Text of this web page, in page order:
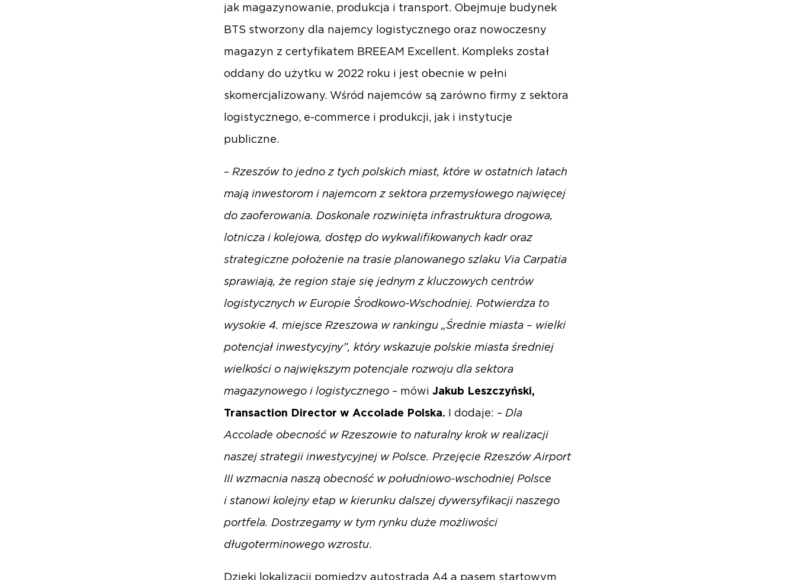
jak magazynowanie, produkcja i transport. Obejmuje budynek
BTS stworzony dla najemcy logistycznego oraz nowoczesny
magazyn z certyfikatem BREEAM Excellent. Kompleks został
oddany do użytku w 2022 roku i jest obecnie w pełni
skomercjalizowany. Wśród najemców są zarówno firmy z sektora
logistycznego, e-commerce i produkcji, jak i instytucje
publiczne.
– Rzeszów to jedno z tych polskich miast, które w ostatnich latach
mają inwestorom i najemcom z sektora przemysłowego najwięcej
do zaoferowania. Doskonale rozwinięta infrastruktura drogowa,
lotnicza i kolejowa, dostęp do wykwalifikowanych kadr oraz
strategiczne położenie na trasie planowanego szlaku Via Carpatia
sprawiają, że region staje się jednym z kluczowych centrów
logistycznych w Europie Środkowo-Wschodniej. Potwierdza to
wysokie 4. miejsce Rzeszowa w rankingu „Średnie miasta – wielki
potencjał inwestycyjny”, który wskazuje polskie miasta średniej
wielkości o największym potencjale rozwoju dla sektora
magazynowego i logistycznego – mówi Jakub Leszczyński,
Transaction Director w Accolade Polska. I dodaje: – Dla
Accolade obecność w Rzeszowie to naturalny krok w realizacji
naszej strategii inwestycyjnej w Polsce. Przejęcie Rzeszów Airport
III wzmacnia naszą obecność w południowo-wschodniej Polsce
i stanowi kolejny etap w kierunku dalszej dywersyfikacji naszego
portfela. Dostrzegamy w tym rynku duże możliwości
długoterminowego wzrostu.
Dzięki lokalizacji pomiędzy autostradą A4 a pasem startowym